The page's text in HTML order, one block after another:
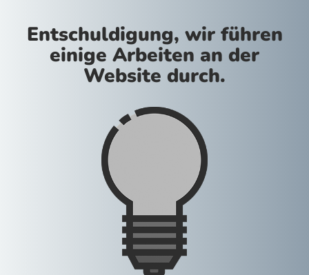
Entschuldigung, wir führen
einige Arbeiten an der
Website durch.